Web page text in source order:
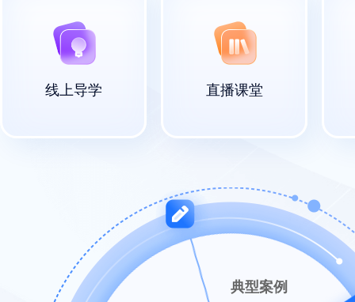
线上导学 直播课堂
典型案例